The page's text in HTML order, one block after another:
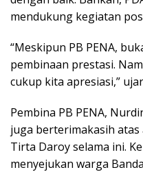
mendukung kegiatan
“Meskipun PB PENA,
pembinaan prestasi.
cukup kita apresiasi,”
Pembina PB PENA,
juga berterimakasih
Tirta Daroy selama ini.
menyejukan warga